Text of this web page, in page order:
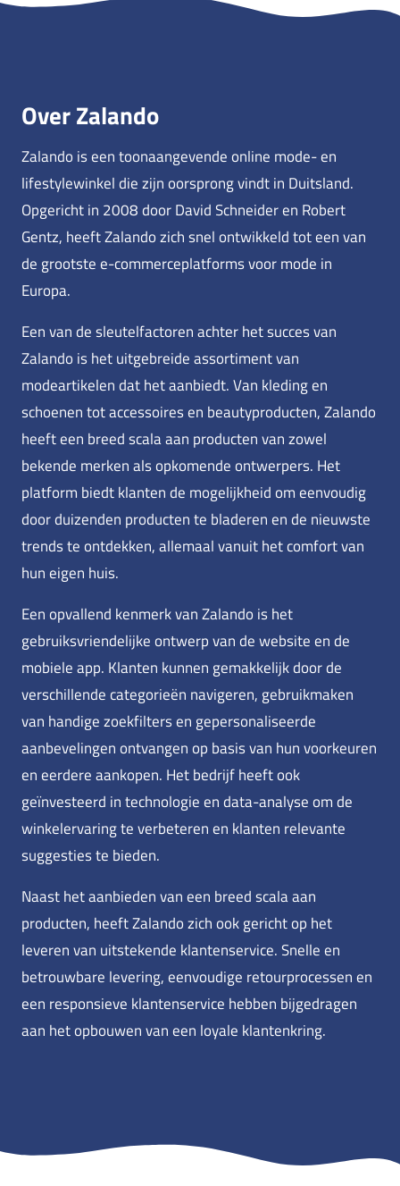
Over Zalando
Zalando is een toonaangevende online mode- en
lifestylewinkel die zijn oorsprong vindt in Duitsland.
Opgericht in 2008 door David Schneider en Robert
Gentz, heeft Zalando zich snel ontwikkeld tot een van
de grootste e-commerceplatforms voor mode in
Europa.
Een van de sleutelfactoren achter het succes van
Zalando is het uitgebreide assortiment van
modeartikelen dat het aanbiedt. Van kleding en
schoenen tot accessoires en beautyproducten, Zalando
heeft een breed scala aan producten van zowel
bekende merken als opkomende ontwerpers. Het
platform biedt klanten de mogelijkheid om eenvoudig
door duizenden producten te bladeren en de nieuwste
trends te ontdekken, allemaal vanuit het comfort van
hun eigen huis.
Een opvallend kenmerk van Zalando is het
gebruiksvriendelijke ontwerp van de website en de
mobiele app. Klanten kunnen gemakkelijk door de
verschillende categorieën navigeren, gebruikmaken
van handige zoekfilters en gepersonaliseerde
aanbevelingen ontvangen op basis van hun voorkeuren
en eerdere aankopen. Het bedrijf heeft ook
geïnvesteerd in technologie en data-analyse om de
winkelervaring te verbeteren en klanten relevante
suggesties te bieden.
Naast het aanbieden van een breed scala aan
producten, heeft Zalando zich ook gericht op het
leveren van uitstekende klantenservice. Snelle en
betrouwbare levering, eenvoudige retourprocessen en
een responsieve klantenservice hebben bijgedragen
aan het opbouwen van een loyale klantenkring.